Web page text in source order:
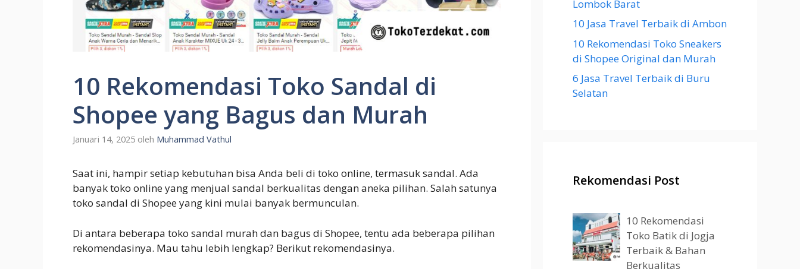
10 Rekomendasi Toko Sandal di
Shopee yang Bagus dan Murah
Januari 14, 2025 oleh Muhammad Vathul
Saat ini, hampir setiap kebutuhan bisa Anda beli di toko online, termasuk sandal. Ada
banyak toko online yang menjual sandal berkualitas dengan aneka pilihan. Salah satunya
toko sandal di Shopee yang kini mulai banyak bermunculan.
Di antara beberapa toko sandal murah dan bagus di Shopee, tentu ada beberapa pilihan
rekomendasinya. Mau tahu lebih lengkap? Berikut rekomendasinya.
Lombok Barat
10 Jasa Travel Terbaik di Ambon
10 Rekomendasi Toko Sneakers
di Shopee Original dan Murah
6 Jasa Travel Terbaik di Buru
Selatan
Rekomendasi Post
10 Rekomendasi
Toko Batik di Jogja
Terbaik & Bahan
Berkualitas